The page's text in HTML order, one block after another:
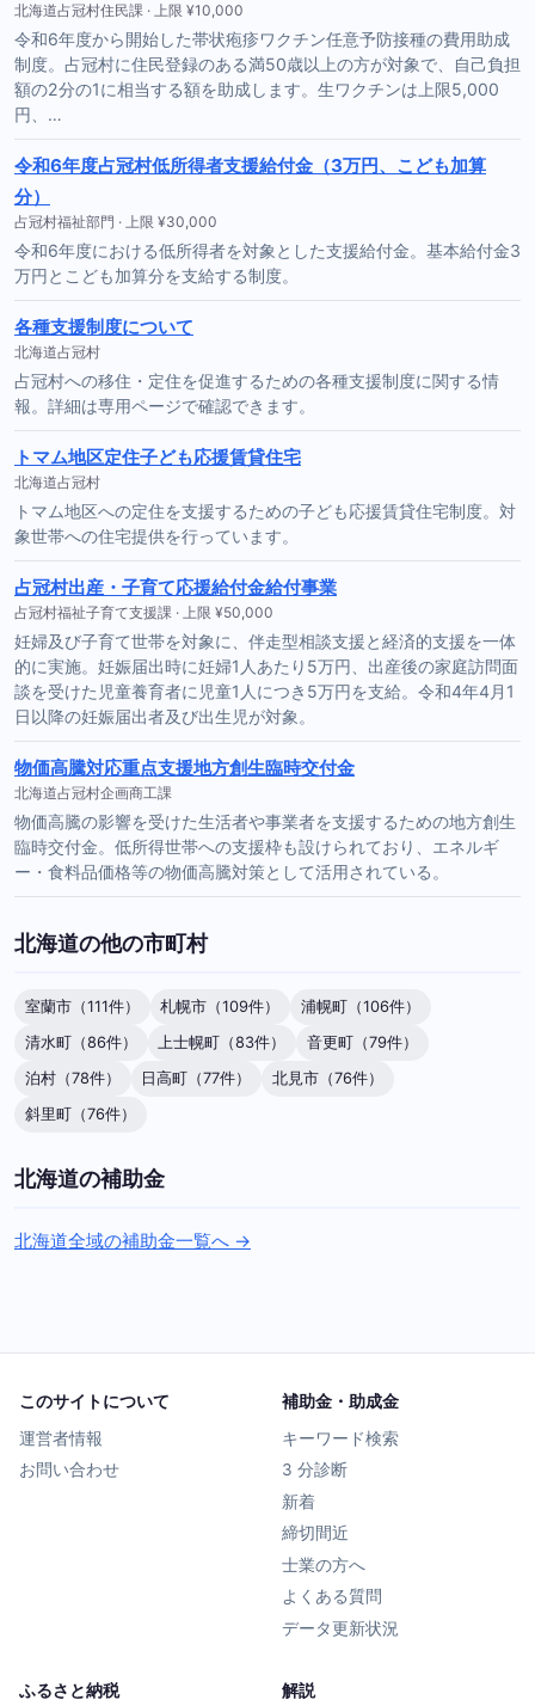
北海道占冠村住民課 · 上限 ¥10,000
令和6年度から開始した帯状疱疹ワクチン任意予防接種の費用助成
制度。占冠村に住民登録のある満50歳以上の方が対象で、自己負担
額の2分の1に相当する額を助成します。生ワクチンは上限5,000
円、…
令和6年度占冠村低所得者支援給付金（3万円、こども加算
分）
占冠村福祉部門 · 上限 ¥30,000
令和6年度における低所得者を対象とした支援給付金。基本給付金3
万円とこども加算分を支給する制度。
各種支援制度について
北海道占冠村
占冠村への移住・定住を促進するための各種支援制度に関する情
報。詳細は専用ページで確認できます。
トマム地区定住子ども応援賃貸住宅
北海道占冠村
トマム地区への定住を支援するための子ども応援賃貸住宅制度。対
象世帯への住宅提供を行っています。
占冠村出産・子育て応援給付金給付事業
占冠村福祉子育て支援課 · 上限 ¥50,000
妊婦及び子育て世帯を対象に、伴走型相談支援と経済的支援を一体
的に実施。妊娠届出時に妊婦1人あたり5万円、出産後の家庭訪問面
談を受けた児童養育者に児童1人につき5万円を支給。令和4年4月1
日以降の妊娠届出者及び出生児が対象。
物価高騰対応重点支援地方創生臨時交付金
北海道占冠村企画商工課
物価高騰の影響を受けた生活者や事業者を支援するための地方創生
臨時交付金。低所得世帯への支援枠も設けられており、エネルギ
ー・食料品価格等の物価高騰対策として活用されている。
北海道の他の市町村
室蘭市（111件） 札幌市（109件）
浦幌町（106件）
清水町（86件）
上士幌町（83件）
音更町（79件）
泊村（78件）
日高町（77件）
北見市（76件）
斜里町（76件）
北海道の補助金
北海道全域の補助金一覧へ →
このサイトについて
運営者情報
お問い合わせ
補助金・助成金
キーワード検索
3 分診断
新着
締切間近
士業の方へ
よくある質問
データ更新状況
ふるさと納税 解説